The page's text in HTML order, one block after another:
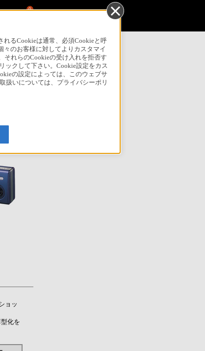
0
ース 目次
10月 22日
ョッ
化を
れるCookieは通常、必須Cookieと呼
のお客様に対してよりカスタマイ
それらのCookieの受け入れを拒否す
ックして下さい。Cookie設定をカス
の設定によっては、このウェブサ
扱いについては、プライバシーポリ